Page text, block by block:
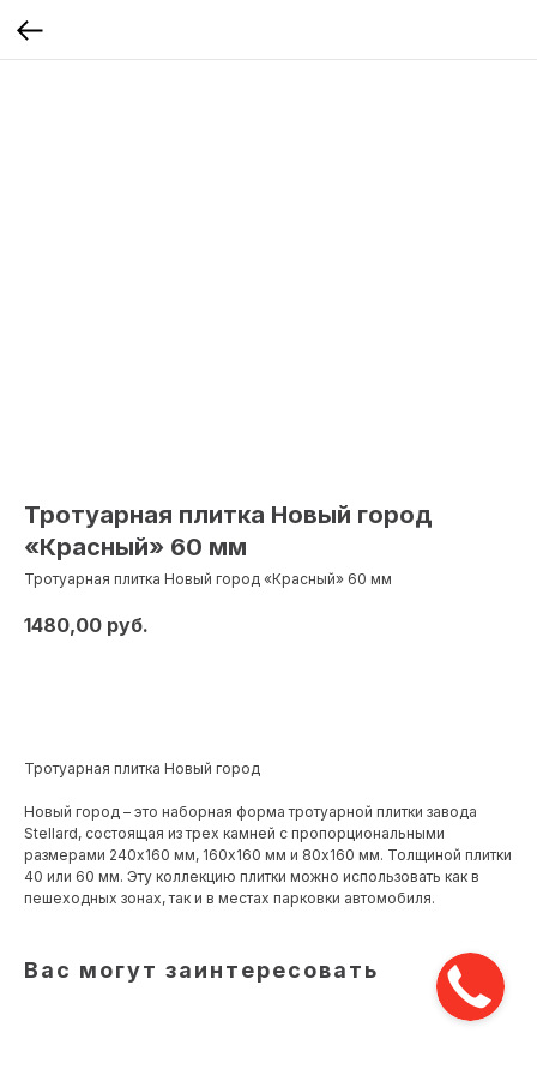
Тротуарная плитка Новый город
«Красный» 60 мм
Тротуарная плитка Новый город «Красный» 60 мм
1480,00 руб.
Тротуарная плитка Новый город
Новый город – это наборная форма тротуарной плитки завода
Stellard, состоящая из трех камней с пропорциональными
размерами 240х160 мм, 160х160 мм и 80х160 мм. Толщиной плитки
40 или 60 мм. Эту коллекцию плитки можно использовать как в
пешеходных зонах, так и в местах парковки автомобиля.
Вас могут заинтересовать